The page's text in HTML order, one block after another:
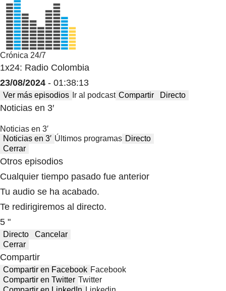
Crónica 24/7
1x24: Radio Colombia
23/08/2024 - 01:38:13
Ver más episodios Ir al podcast Compartir Directo
Noticias en 3′
Noticias en 3′
Noticias en 3′ Últimos programas Directo
Cerrar
Otros episodios
Cualquier tiempo pasado fue anterior
Tu audio se ha acabado.
Te redirigiremos al directo.
5 "
Directo
Cancelar
Cerrar
Compartir
Compartir en Facebook Facebook
Compartir en Twitter Twitter